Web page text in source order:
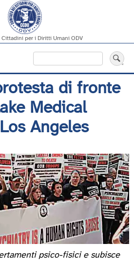
per i Diritti Umani ODV
di fronte
Medical
Angeles
psico-fisici e subisce